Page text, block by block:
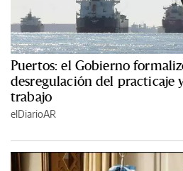
Puertos: el Gobierno
desregulación del practicaje
trabajo
elDiarioAR